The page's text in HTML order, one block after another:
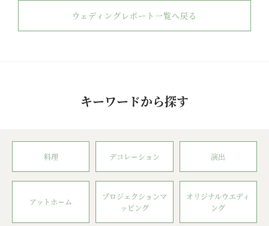
ウェディングレポート一覧へ戻る
キーワードから探す
料理 デコレーション 演出
アットホーム
プロジェクションマ
ッピング
オリジナルウエディ
ング